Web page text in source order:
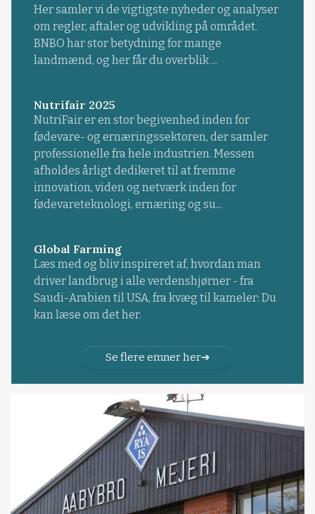
Her samler vi de vigtigste nyheder og analyser
om regler, aftaler og udvikling på området.
BNBO har stor betydning for mange
landmænd, og her får du overblik ...
Nutrifair 2025
NutriFair er en stor begivenhed inden for
fødevare- og ernæringssektoren, der samler
professionelle fra hele industrien. Messen
afholdes årligt dedikeret til at fremme
innovation, viden og netværk inden for
fødevareteknologi, ernæring og su...
Global Farming
Læs med og bliv inspireret af, hvordan man
driver landbrug i alle verdenshjørner - fra
Saudi-Arabien til USA, fra kvæg til kameler: Du
kan læse om det her.
Se flere emner her